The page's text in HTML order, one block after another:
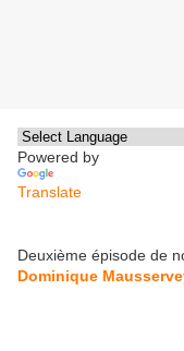
Powered by
Translate
Deuxième épisode de
Dominique